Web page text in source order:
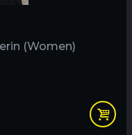
(Women)